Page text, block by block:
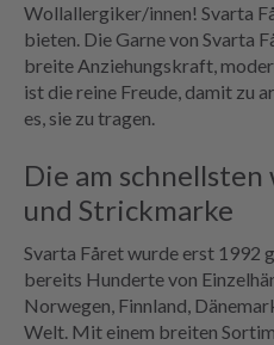
Wollallergiker/innen! Svarta
bieten. Die Garne von Svarta
breite Anziehungskraft,
ist die reine Freude, damit zu
es, sie zu tragen.
Die am schnellsten
und Strickmarke
Svarta Fåret wurde erst 1992
bereits Hunderte von
Norwegen, Finnland,
Welt. Mit einem breiten